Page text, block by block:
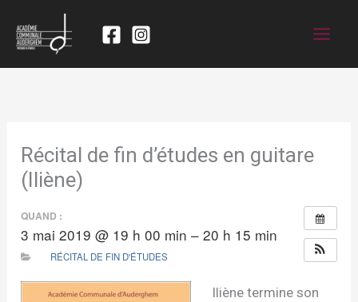
Récital de fin d’études en guitare
(Iliène)
QUAND :
3 mai 2019 @ 19 h 00 min – 20 h 15 min
RÉCITAL DE FIN D'ÉTUDES
Iliène termine son